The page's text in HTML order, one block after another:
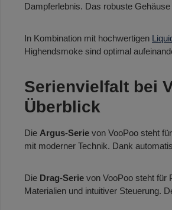
Dampferlebnis. Das robuste
In Kombination mit hochwertigen
Highendsmoke sind optimal
Serienvielfalt bei
Überblick
Die Argus-Serie von VooPoo steht
mit moderner Technik. Dank
Die Drag-Serie von VooPoo steht für
Materialien und intuitiver Steuerung.